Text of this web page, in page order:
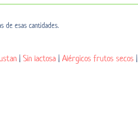
de esas cantidades.
| Sin lactosa| Alérgicos frutos secos|